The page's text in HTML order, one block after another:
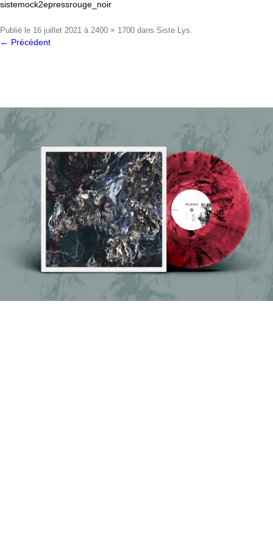
sistemock2epressrouge_noir
Publié le 16 juillet 2021 à 2400 × 1700 dans Siste Lys.
← Précédent